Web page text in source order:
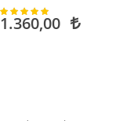
1.360,00